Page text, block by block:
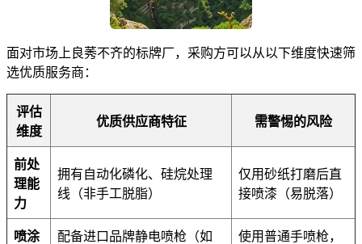
面对市场上良莠不齐的标牌厂，采购方可以从以下维度快速筛
选优质服务商：
评估
维度
优质供应商特征 需警惕的风险
前处
理能
力
拥有自动化磷化、硅烷处理
线（非手工脱脂）
仅用砂纸打磨后直
接喷漆（易脱落）
喷涂
配备进口品牌静电喷枪（如
使用普通手喷枪，